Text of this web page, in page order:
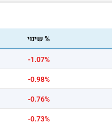
% שינוי
-1.07%
-0.98%
-0.76%
-0.73%